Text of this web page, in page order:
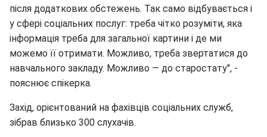
після додаткових обстежень. Так само відбувається і
у сфері соціальних послуг: треба чітко розуміти, яка
інформація треба для загальної картини і де ми
можемо її отримати. Можливо, треба звертатися до
навчального закладу. Можливо — до старостату", -
пояснює спікерка.
Захід, орієнтований на фахівців соціальних служб,
зібрав близько 300 слухачів.